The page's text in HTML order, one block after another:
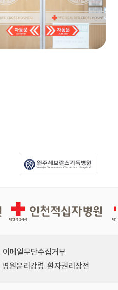
인천적십자병원
이메일무단수집거부
병원윤리강령 환자권리장전